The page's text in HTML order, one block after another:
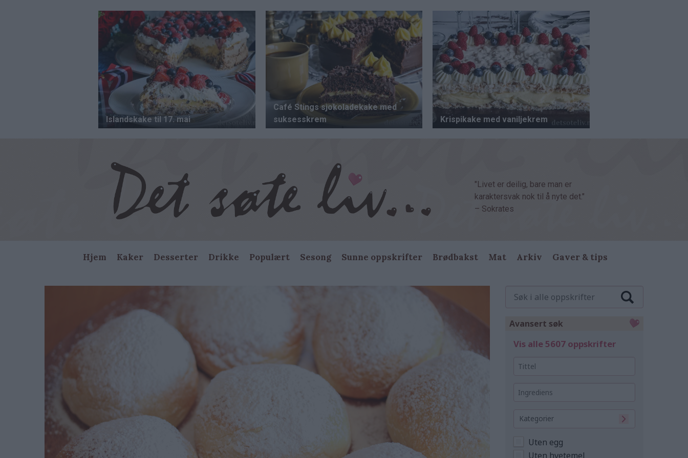
"Livet er deilig, bare man er
karaktersvak nok til å nyte det."
– Sokrates
Main
navigation
Hjem Kaker Desserter Drikke Populært Sesong Sunne oppskrifter Brødbakst Mat Arkiv Gaver & tips
Avansert søk
Vis alle 5607 oppskrifter
Kategorier
Uten egg
Uten hvetemel